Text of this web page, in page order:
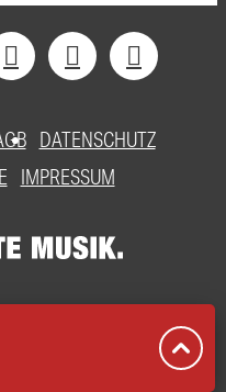
DATENSCHUTZ
IMPRESSUM